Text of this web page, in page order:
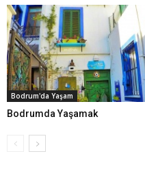
Bodrum'da Yaşam
Bodrumda Yaşamak